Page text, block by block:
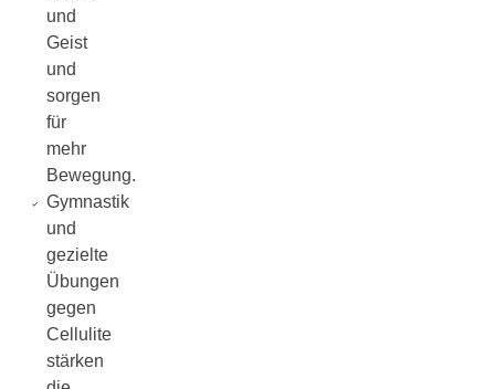
und
Geist
und
sorgen
für
mehr
Bewegung.
Gymnastik
und
gezielte
Übungen
gegen
Cellulite
stärken